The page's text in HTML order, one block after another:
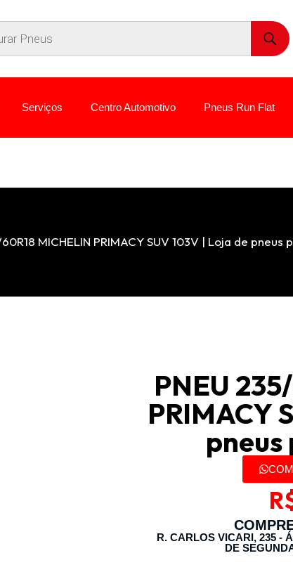
Serviços Centro Automotivo Pneus Run Flat
MICHELIN PRIMACY SUV 103V | Loja de pneus
PNEU
PRIMACY
R. CARLOS VICARI, 235 -
DE